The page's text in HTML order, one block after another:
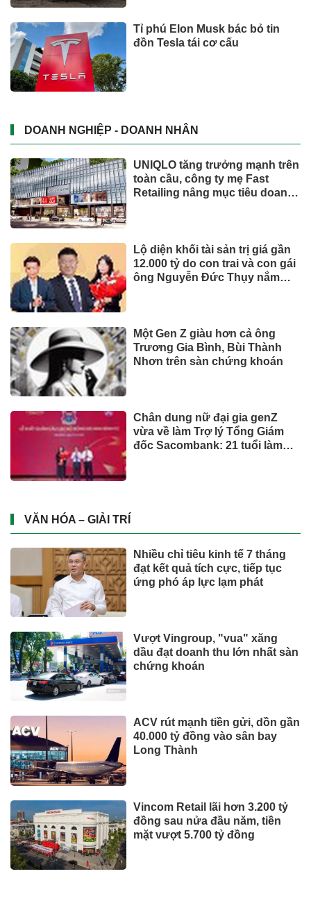
Tỉ phú Elon Musk bác bỏ tin
đồn Tesla tái cơ cấu
DOANH NGHIỆP - DOANH NHÂN
UNIQLO tăng trưởng mạnh trên
toàn cầu, công ty mẹ Fast
Retailing nâng mục tiêu doanh
Lộ diện khối tài sản trị giá gần
12.000 tỷ do con trai và con gái
ông Nguyễn Đức Thụy nắm
Một Gen Z giàu hơn cả ông
Trương Gia Bình, Bùi Thành
Nhơn trên sàn chứng khoán
Chân dung nữ đại gia genZ
vừa về làm Trợ lý Tổng Giám
đốc Sacombank: 21 tuổi làm
VĂN HÓA – GIẢI TRÍ
Nhiều chỉ tiêu kinh tế 7 tháng
đạt kết quả tích cực, tiếp tục
ứng phó áp lực lạm phát
Vượt Vingroup, "vua" xăng
dầu đạt doanh thu lớn nhất sàn
chứng khoán
ACV rút mạnh tiền gửi, dồn gần
40.000 tỷ đồng vào sân bay
Long Thành
Vincom Retail lãi hơn 3.200 tỷ
đồng sau nửa đầu năm, tiền
mặt vượt 5.700 tỷ đồng